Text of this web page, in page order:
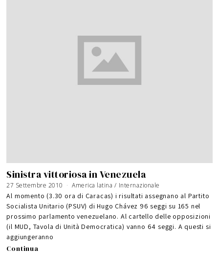
Sinistra vittoriosa in Venezuela
27 Settembre 2010
u
n
2
0
1
6
America latina / Internazionale
Al momento (3.30 ora di Caracas) i risultati assegnano al Partito
Socialista Unitario (PSUV) di Hugo Chávez 96 seggi su 165 nel
prossimo parlamento venezuelano. Al cartello delle opposizioni
(il MUD, Tavola di Unità Democratica) vanno 64 seggi. A questi si
aggiungeranno
Continua